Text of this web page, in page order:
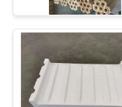
संपर्क
करें
समाचार